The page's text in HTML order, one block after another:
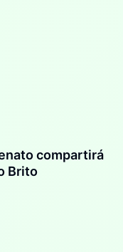
compartirá
Brito